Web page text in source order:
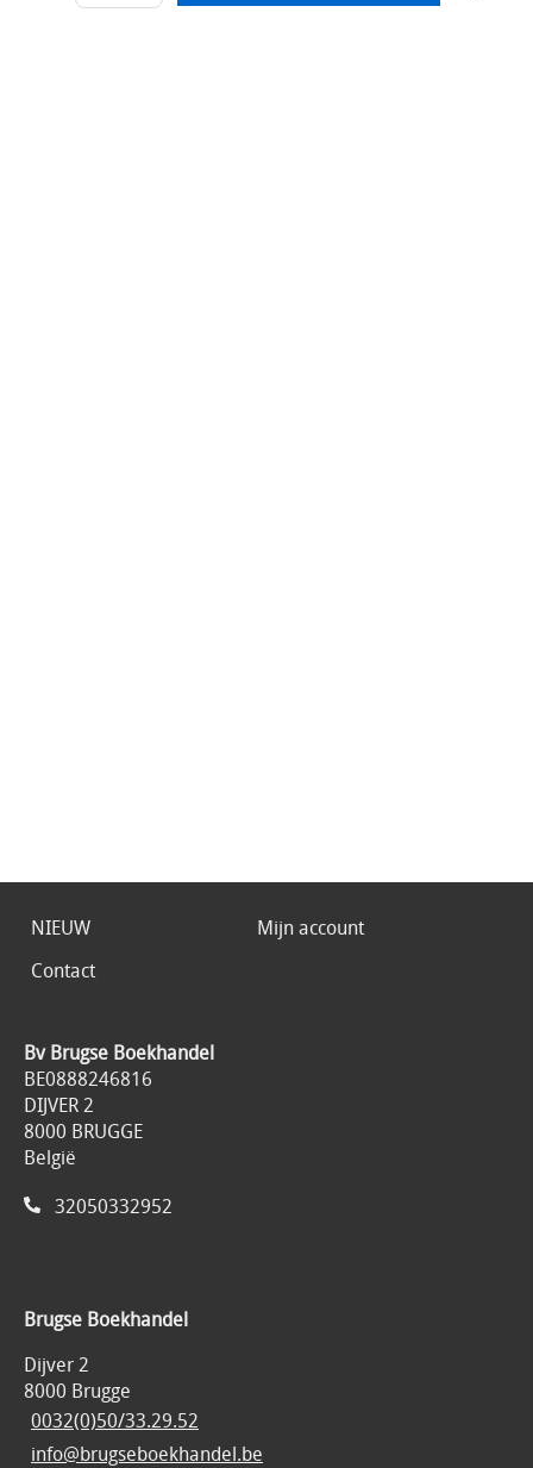
NIEUW
Mijn account
Contact
Bv Brugse Boekhandel
BE0888246816
DIJVER 2
8000 BRUGGE
België
32050332952
Brugse Boekhandel
Dijver 2
8000 Brugge
0032(0)50/33.29.52
info@brugseboekhandel.be